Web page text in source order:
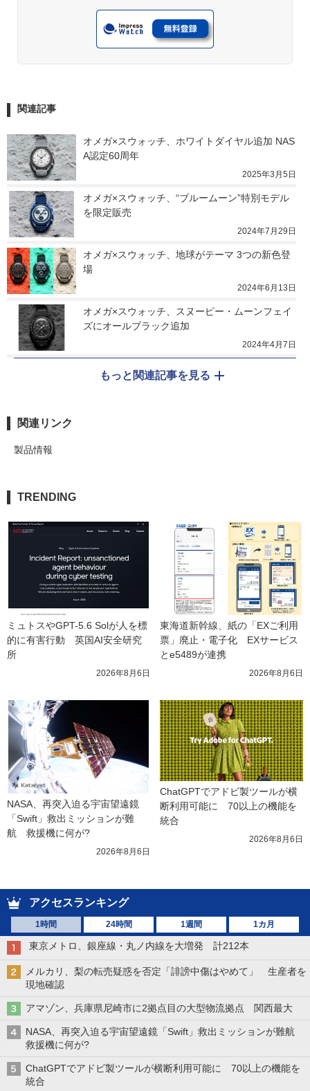
関連記事
オメガ×スウォッチ、ホワイトダイヤル追加 NAS
A認定60周年
2025年3月5日
オメガ×スウォッチ、“ブルームーン”特別モデル
を限定販売
2024年7月29日
オメガ×スウォッチ、地球がテーマ 3つの新色登
場
2024年6月13日
オメガ×スウォッチ、スヌーピー・ムーンフェイ
ズにオールブラック追加
2024年4月7日
もっと関連記事を見る
関連リンク
製品情報
TRENDING
ミュトスやGPT-5.6 Solが人を標
的に有害行動　英国AI安全研究
所
2026年8月6日
東海道新幹線、紙の「EXご利用
票」廃止・電子化　EXサービス
とe5489が連携
2026年8月6日
NASA、再突入迫る宇宙望遠鏡
「Swift」救出ミッションが難
航　救援機に何が?
2026年8月6日
ChatGPTでアドビ製ツールが横
断利用可能に　70以上の機能を
統合
2026年8月6日
アクセスランキング
1時間 24時間 1週間 1カ月
東京メトロ、銀座線・丸ノ内線を大増発 計212本
メルカリ、梨の転売疑惑を否定「誹謗中傷はやめて」 生産者を
現地確認
アマゾン、兵庫県尼崎市に2拠点目の大型物流拠点 関西最大
NASA、再突入迫る宇宙望遠鏡「Swift」救出ミッションが難航
救援機に何が?
ChatGPTでアドビ製ツールが横断利用可能に 70以上の機能を
統合